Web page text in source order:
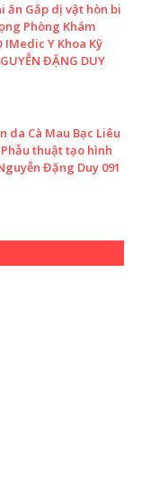
ăn Gắp dị vật hòn bi
Phòng Khám
IMedic Y Khoa Kỹ
ĐẶNG DUY
da Cà Mau Bạc Liêu
thuật tạo hình
Đặng Duy 091